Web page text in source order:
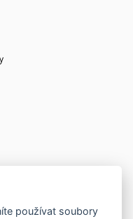
používat soubory